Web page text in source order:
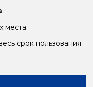
места
срок пользования